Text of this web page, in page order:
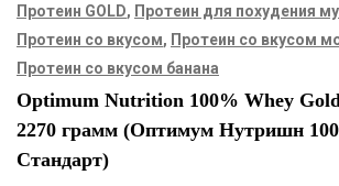
Протеин GOLD, Протеин для похудения
Протеин со вкусом, Протеин со вкусом
Протеин со вкусом банана
Optimum Nutrition 100% Whey
2270 грамм (Оптимум Нутришн
Стандарт)